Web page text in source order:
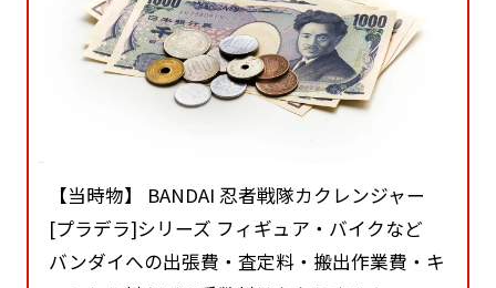
【当時物】 BANDAI 忍者戦隊カクレンジャー
[プラデラ]シリーズ フィギュア・バイクなど
バンダイへの出張費・査定料・搬出作業費・キ